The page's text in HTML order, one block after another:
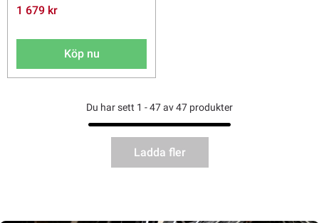
1 679 kr
Köp nu
Du har sett 1 - 47 av 47 produkter
Ladda fler